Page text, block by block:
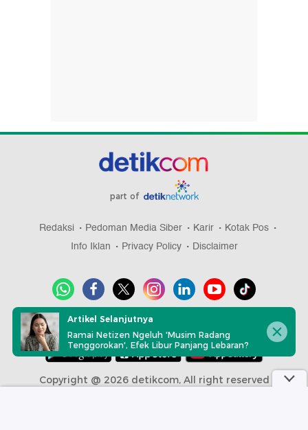
part of
Redaksi Pedoman Media Siber Karir
Kotak Pos
Info Iklan
Privacy Policy Disclaimer
Download aplikasi detikcom
Copyright @ 2026 detikcom, All right reserved
Artikel Selanjutnya
Ramai Netizen Ngeluh 'Musim Radang
Tenggorokan', Efek Libur Panjang Lebaran?